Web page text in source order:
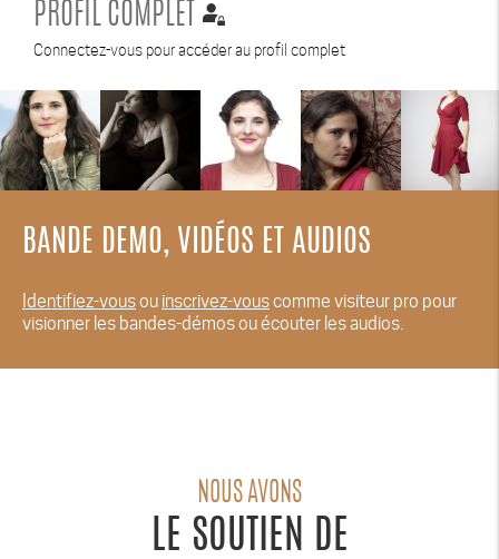
PROFIL COMPLET
Connectez-vous pour accéder au profil complet
BANDE DEMO, VIDÉOS ET AUDIOS
Identifiez-vousou inscrivez-vouscomme visiteur pro pour
visionner les bandes-démos ou écouter les audios.
NOUS AVONS
LE SOUTIEN DE